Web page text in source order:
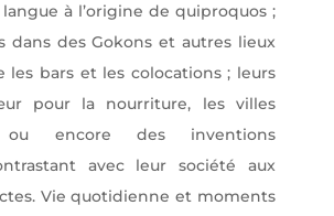
à l’origine de quiproquos ;
dans des Gokons et autres lieux
les bars et les colocations ; leurs
pour la nourriture, les villes
ou encore des inventions
avec leur société aux
Vie quotidienne et moments